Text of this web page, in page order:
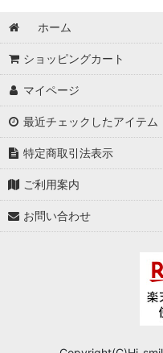
ホーム
ショッピングカート
マイページ
最近チェックしたアイテム
特定商取引法表示
ご利用案内
お問い合わせ